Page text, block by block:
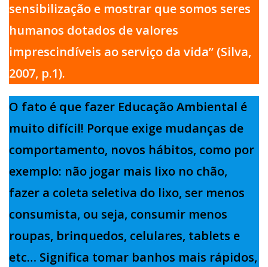
sensibilização e mostrar que somos seres
humanos dotados de valores
imprescindíveis ao serviço da vida” (Silva,
2007, p.1).
O fato é que fazer Educação Ambiental é
muito difícil! Porque exige mudanças de
comportamento, novos hábitos, como por
exemplo: não jogar mais lixo no chão,
fazer a coleta seletiva do lixo, ser menos
consumista, ou seja, consumir menos
roupas, brinquedos, celulares, tablets e
etc… Significa tomar banhos mais rápidos,